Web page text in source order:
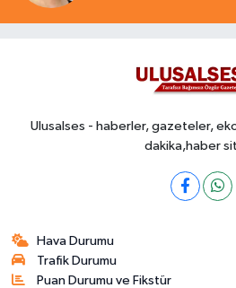
Ulusalses - haberler, gazeteler,
dakika,haber
Hava Durumu
Trafik Durumu
Puan Durumu ve Fikstür